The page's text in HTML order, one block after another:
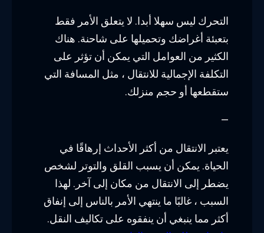
التحرك ليس سهلا أبدا. لا يتعلق الأمر فقط
بتعبئة أغراضك وتحميلها على شاحنة. هناك
الكثير من العوامل التي يمكن أن تؤثر على
التكلفة الإجمالية للانتقال ، مثل المسافة التي
ستقطعها أو حجم منزلك.
—
يعتبر الانتقال من أكثر الأحداث إرهاقًا في
الحياة. يمكن أن يسبب القلق والتوتر لشخص
يضطر إلى الانتقال من مكان إلى آخر. لهذا
السبب ، غالبًا ما ينتهي الأمر بالناس إلى إنفاق
أكثر مما ينبغي أن ينفقوه على تكاليف النقل.